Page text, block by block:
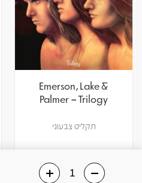
Emerson, Lake &
Palmer – Trilogy
תקליט צבעוני